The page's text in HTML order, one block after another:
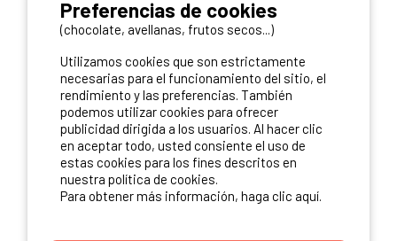
ME INSCRIBO
NUESTROS PARTNERS
Preferencias de cookies
(chocolate, avellanas, frutos secos...)
Utilizamos cookies que son estrictamente
necesarias para el funcionamiento del sitio, el
rendimiento y las preferencias. También
podemos utilizar cookies para ofrecer
publicidad dirigida a los usuarios. Al hacer clic
en aceptar todo, usted consiente el uso de
estas cookies para los fines descritos en
nuestra política de cookies.
Para obtener más información, haga clic aquí.